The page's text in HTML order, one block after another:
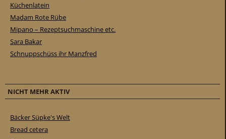
Küchenlatein
Madam Rote Rübe
Mipano – Rezeptsuchmaschine etc.
Sara Bakar
Schnuppschüss ihr Manzfred
NICHT MEHR AKTIV
Bäcker Süpke's Welt
Bread cetera